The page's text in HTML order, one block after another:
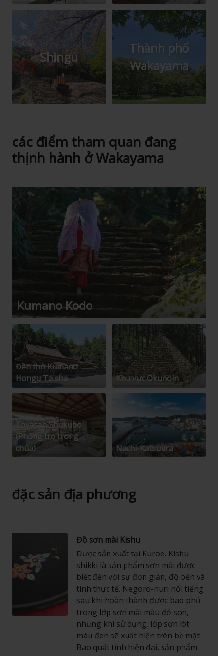
Shingu
Thành phố
Wakayama
các điểm tham quan đang
thịnh hành ở Wakayama
Kumano Kodo
Đền thờ Kumano
Hongu Taisha
Khu vực Okunoin
Koyasan Shukubo
(Phòng trọ trong
chùa)
Nachi-Katsuura
đặc sản địa phương
Đồ sơn mài Kishu
Được sản xuất tại Kuroe, Kishu
shikki là sản phẩm sơn mài được
biết đến với sự đơn giản, độ bền và
tính thực tế. Negoro-nuri nổi tiếng
sau khi hoàn thành được bao phủ
trong lớp sơn mài màu đỏ son,
nhưng khi sử dụng, lớp sơn lót
màu đen sẽ xuất hiện trên bề mặt.
Bao quát tính hiện đại, sản phẩm